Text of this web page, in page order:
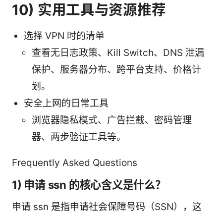
10) 实用工具与资源推荐
选择 VPN 时的清单
查看无日志政策、Kill Switch、DNS 泄漏
保护、服务器分布、跨平台支持、价格计
划。
安全上网的日常工具
浏览器隐私模式、广告拦截、密码管理
器、两步验证工具等。
Frequently Asked Questions
1) 申请 ssn 的核心含义是什么？
申请 ssn 是指申请社会保障号码（SSN），这